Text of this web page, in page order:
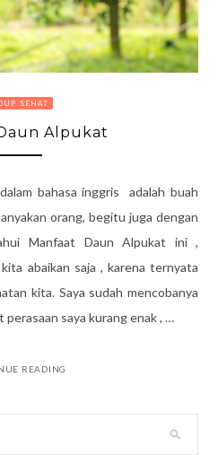
SEHAT
Alpukat
bahasa inggris adalah buah
orang, begitu juga dengan
Manfaat Daun Alpukat ini ,
abaikan saja , karena ternyata
kita. Saya sudah mencobanya
saya kurang enak , …
READING